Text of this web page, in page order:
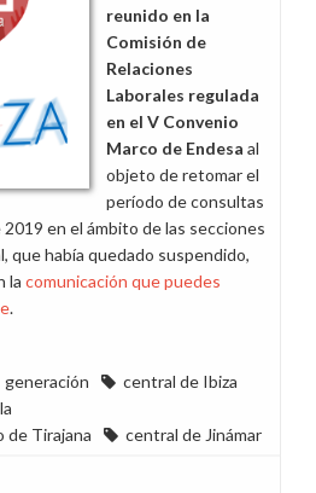
reunido en la
Comisión de
Relaciones
Laborales regulada
en el V Convenio
Marco de Endesa al
objeto de retomar el
período de consultas
en el ámbito de las secciones
que había quedado suspendido,
la comunicación que puedes
.
generación
central de Ibiza
de Tirajana
central de Jinámar